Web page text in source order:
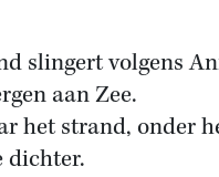
slingert volgens
aan Zee.
het strand, onder
dichter.